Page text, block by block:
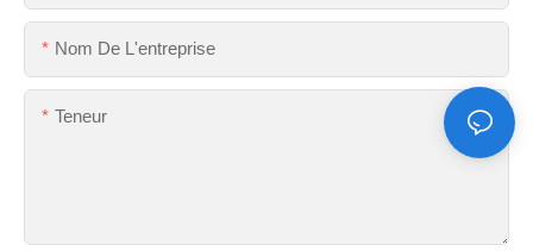
Nom De L'entreprise
Teneur